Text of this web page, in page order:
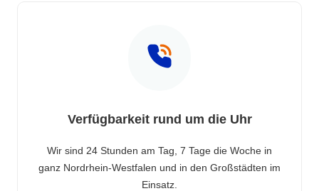
Verfügbarkeit rund um die Uhr
Wir sind 24 Stunden am Tag, 7 Tage die Woche in
ganz Nordrhein-Westfalen und in den Großstädten im
Einsatz.